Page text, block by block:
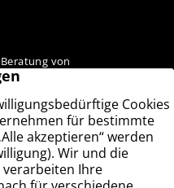
Beratung von
gemeinnützigen
Organisationen
Beratung von Kommunen
Erklärung zur